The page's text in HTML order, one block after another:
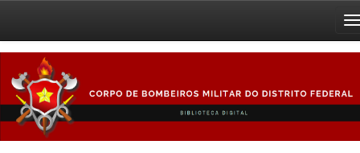
navigation